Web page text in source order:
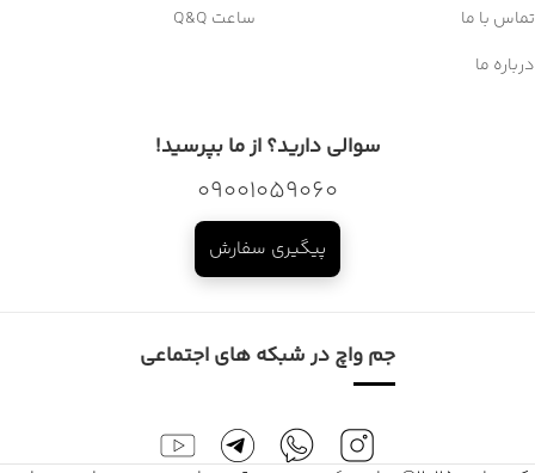
تماس با ما
درباره ما
ساعت Q&Q
سوالی دارید؟ از ما بپرسید!
09001059060
پیگیری سفارش
جم واچ در شبکه های اجتماعی